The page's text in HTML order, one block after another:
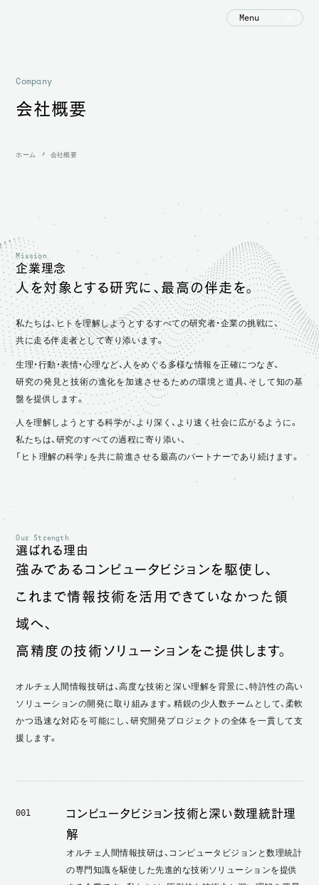
Menu
会社概要
Company
ホーム 会社概要
企業理念
Mission
人を対象とする研究に、最高の伴走を。
私たちは、ヒトを理解しようとするすべての研究者・企業の挑戦に、
共に走る伴走者として寄り添います。
生理・行動・表情・心理など、人をめぐる多様な情報を正確につなぎ、
研究の発見と技術の進化を加速させるための環境と道具、そして知の基
盤を提供します。
人を理解しようとする科学が、より深く、より速く社会に広がるように。
私たちは、研究のすべての過程に寄り添い、
「ヒト理解の科学」を共に前進させる最高のパートナーであり続けます。
選ばれる理由
Our Strength
強みであるコンピュータビジョンを駆使し、
これまで情報技術を活用できていなかった領
域へ、
高精度の技術ソリューションをご提供します。
オルチェ人間情報技研は、高度な技術と深い理解を背景に、特許性の高い
ソリューションの開発に取り組みます。精鋭の少人数チームとして、柔軟
かつ迅速な対応を可能にし、研究開発プロジェクトの全体を一貫して支
援します。
001
コンピュータビジョン技術と深い数理統計理
解
オルチェ人間情報技研は、コンピュータビジョンと数理統計
の専門知識を駆使した先進的な技術ソリューションを提供